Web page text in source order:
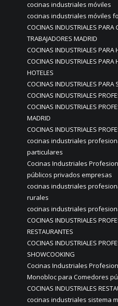
cocinas industriales móviles
cocinas industriales móviles
COCINAS INDUSTRIALES PARA
TRABAJADORES MADRID
COCINAS INDUSTRIALES PARA
COCINAS INDUSTRIALES PARA
HOTELES
COCINAS INDUSTRIALES
COCINAS INDUSTRIALES
COCINAS INDUSTRIALES
MADRID
COCINAS INDUSTRIALES
cocinas industriales
particulares
Cocinas Industriales
públicos privados empresas
cocinas industriales
rurales
cocinas industriales
COCINAS INDUSTRIALES
RESTAURANTES
COCINAS INDUSTRIALES
SHOWCOOKING
Cocinas Industriales
Monobloc para Comedores
COCINAS INDUSTRIALES
cocinas industriales sistema